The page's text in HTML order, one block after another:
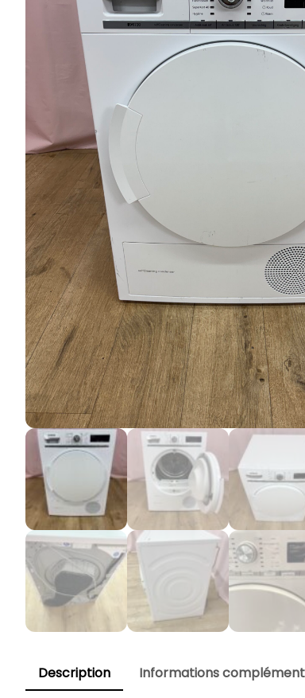
Description Informations